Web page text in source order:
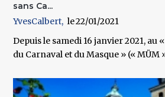
sans Ca...
YvesCalbert
22/01/2021
Depuis le samedi 16 janvier 2021, au
du Carnaval et du Masque » (« MÜM